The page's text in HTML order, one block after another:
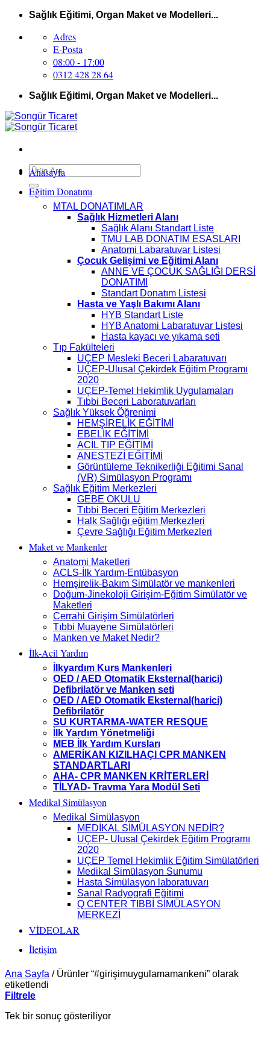
İçeriğeSağlık Eğitimi, Organ Maket ve Modelleri...
Adres
E-Posta
08:00 - 17:00
0312 428 28 64
Sağlık Eğitimi, Organ Maket ve Modelleri...
Ara:
Anasayfa
Eğitim Donatımı
MTAL DONATIMLAR
Sağlık Hizmetleri Alanı
Sağlık Alanı Standart Liste
TMU LAB DONATIM ESASLARI
Anatomi Labaratuvar Listesi
Çocuk Gelişimi ve Eğitimi Alanı
ANNE VE ÇOCUK SAĞLIĞI DERSİ
DONATIMI
Standart Donatım Listesi
Hasta ve Yaşlı Bakımı Alanı
HYB Standart Liste
HYB Anatomi Labaratuvar Listesi
Hasta kayacı ve yıkama seti
Tıp Fakülteleri
UÇEP Mesleki Beceri Labaratuvarı
UÇEP-Ulusal Çekirdek Eğitim Programı
2020
UÇEP-Temel Hekimlik Uygulamaları
Tıbbi Beceri Laboratuvarları
Sağlık Yüksek Öğrenimi
HEMŞİRELİK EĞİTİMİ
EBELİK EĞİTİMİ
ACİL TIP EĞİTİMİ
ANESTEZİ EĞİTİMİ
Görüntüleme Teknikerliği Eğitimi Sanal
(VR) Simülasyon Programı
Sağlık Eğitim Merkezleri
GEBE OKULU
Tıbbi Beceri Eğitim Merkezleri
Halk Sağlığı eğitim Merkezleri
Çevre Sağlığı Eğitim Merkezleri
Maket ve Mankenler
Anatomi Maketleri
ACLS-İlk Yardım-Entübasyon
Hemşirelik-Bakım Simülatör ve mankenleri
Doğum-Jinekoloji Girişim-Eğitim Simülatör ve
Maketleri
Cerrahi Girişim Simülatörleri
Tıbbi Muayene Simülatörleri
Manken ve Maket Nedir?
İlk-Acil Yardım
İlkyardım Kurs Mankenleri
OED / AED Otomatik Eksternal(harici)
Defibrilatör ve Manken seti
OED / AED Otomatik Eksternal(harici)
Defibrilatör
SU KURTARMA-WATER RESQUE
İlk Yardım Yönetmeliği
MEB İlk Yardım Kursları
AMERİKAN KIZILHAÇI CPR MANKEN
STANDARTLARI
AHA- CPR MANKEN KRİTERLERİ
TİLYAD- Travma Yara Modül Seti
Medikal Simülasyon
Medikal Simülasyon
MEDİKAL SİMÜLASYON NEDİR?
UÇEP- Ulusal Çekirdek Eğitim Programı
2020
UÇEP Temel Hekimlik Eğitim Simülatörleri
Medikal Simülasyon Sunumu
Hasta Simülasyon laboratuvarı
Sanal Radyografi Eğitimi
Q CENTER TIBBİ SİMÜLASYON
MERKEZİ
VİDEOLAR
İletişim
Ana Sayfa /Ürünler “#girişimuygulamamankeni” olarak
etiketlendi
Filtrele
Tek bir sonuç gösteriliyor